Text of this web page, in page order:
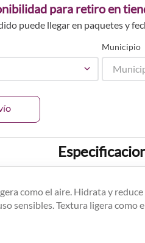
para retiro en
puede llegar en paquetes y
Municipio
como el aire. Hidrata y
sensibles. Textura ligera como